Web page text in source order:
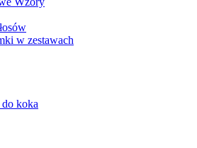
w zestawach
do koka